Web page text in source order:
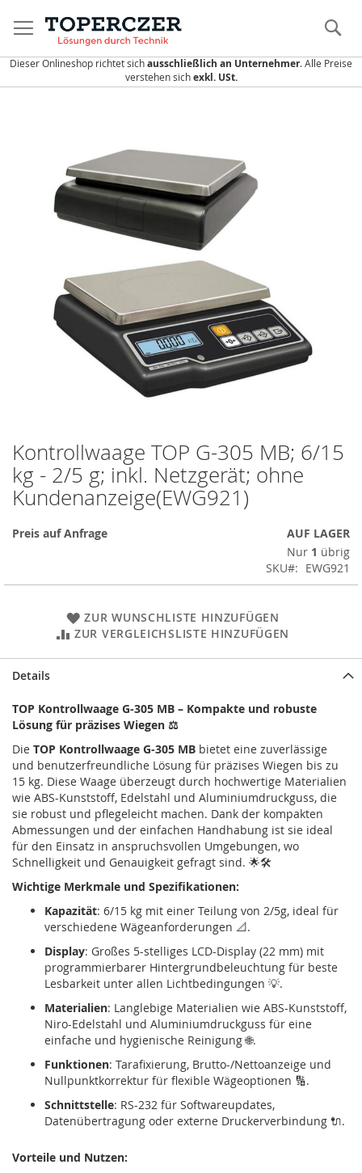
zum
Inhalt
Dieser Onlineshop richtet sichausschließlich an Unternehmer. Alle Preise
verstehen sichexkl. USt.
Bildergalerie
Zum
Anfang
der
Bildergalerie
Kontrollwaage TOP G-305 MB; 6/15
kg - 2/5 g; inkl. Netzgerät; ohne
Kundenanzeige(EWG921)
Preis auf Anfrage
AUF LAGER
Nur 1 übrig
SKU
EWG921
ZUR WUNSCHLISTE HINZUFÜGEN
ZUR VERGLEICHSLISTE HINZUFÜGEN
Details
TOP Kontrollwaage G-305 MB – Kompakte und robuste
Lösung für präzises Wiegen ⚖️
Die TOP Kontrollwaage G-305 MB bietet eine zuverlässige
und benutzerfreundliche Lösung für präzises Wiegen bis zu
15 kg. Diese Waage überzeugt durch hochwertige Materialien
wie ABS-Kunststoff, Edelstahl und Aluminiumdruckguss, die
sie robust und pflegeleicht machen. Dank der kompakten
Abmessungen und der einfachen Handhabung ist sie ideal
für den Einsatz in anspruchsvollen Umgebungen, wo
Schnelligkeit und Genauigkeit gefragt sind. 🌟🛠️
Wichtige Merkmale und Spezifikationen:
Kapazität: 6/15 kg mit einer Teilung von 2/5g, ideal für
verschiedene Wägeanforderungen 📐.
Display: Großes 5-stelliges LCD-Display (22 mm) mit
programmierbarer Hintergrundbeleuchtung für beste
Lesbarkeit unter allen Lichtbedingungen 💡.
Materialien: Langlebige Materialien wie ABS-Kunststoff,
Niro-Edelstahl und Aluminiumdruckguss für eine
einfache und hygienische Reinigung 🌐.
Funktionen: Tarafixierung, Brutto-/Nettoanzeige und
Nullpunktkorrektur für flexible Wägeoptionen 🔢.
Schnittstelle: RS-232 für Softwareupdates,
Datenübertragung oder externe Druckerverbindung 🔌.
Vorteile und Nutzen: